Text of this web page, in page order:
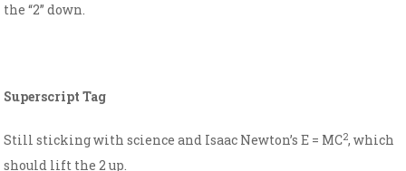
the “2” down.
Superscript Tag
Still sticking with science and Isaac Newton’s E = MC2, which
should lift the 2 up.